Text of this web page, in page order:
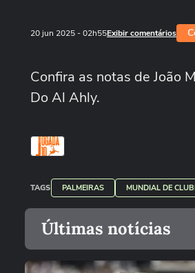
20 jun 2025- 02h55Exibir comentários
Confira as notas de João
Do Al Ahly.
TAGS PALMEIRAS MUNDIAL DE
Últimas notícias